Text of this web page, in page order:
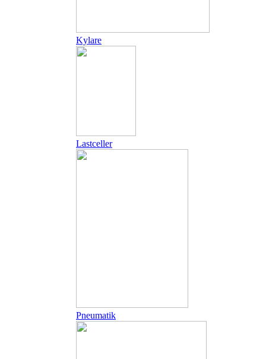
Kylare
Lastceller
Pneumatik